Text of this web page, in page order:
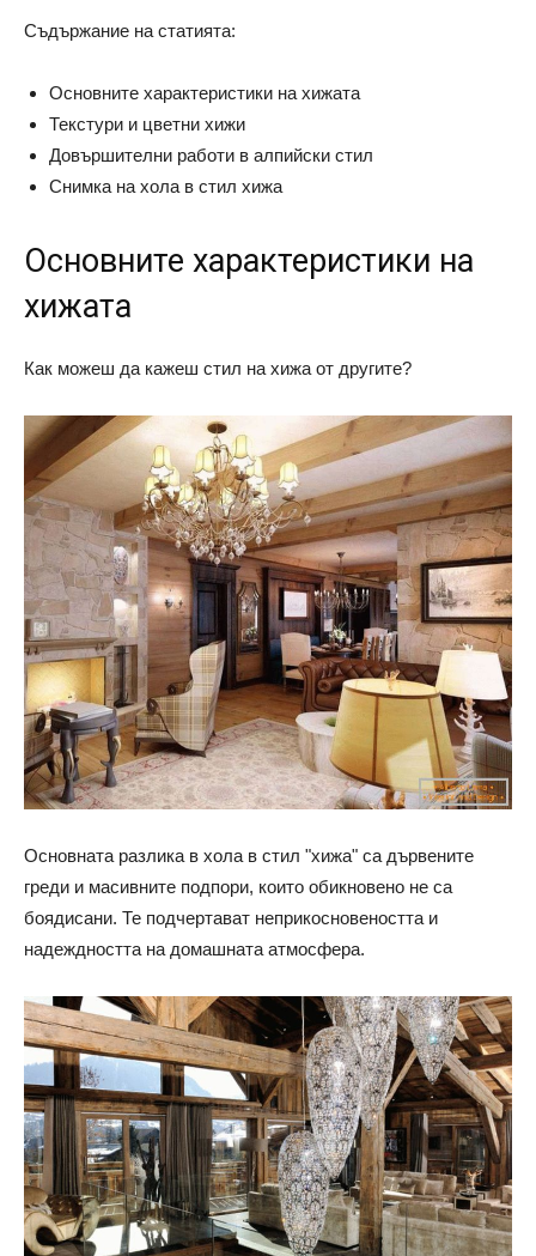
Съдържание на статията:
Основните характеристики на хижата
Текстури и цветни хижи
Довършителни работи в алпийски стил
Снимка на хола в стил хижа
Основните характеристики на
хижата
Как можеш да кажеш стил на хижа от другите?
Основната разлика в хола в стил "хижа" са дървените
греди и масивните подпори, които обикновено не са
боядисани. Те подчертават неприкосновеността и
надеждността на домашната атмосфера.